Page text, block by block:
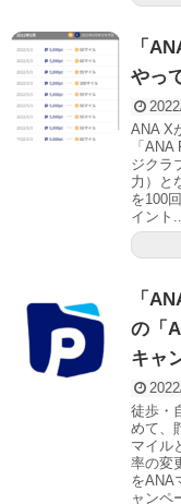
「
やっ
ANA X
「
ジクラ
力）と
を100
イント...
「
の「
キャ
徒歩・
めて、
マイル
率の変
をANA
ャンペ